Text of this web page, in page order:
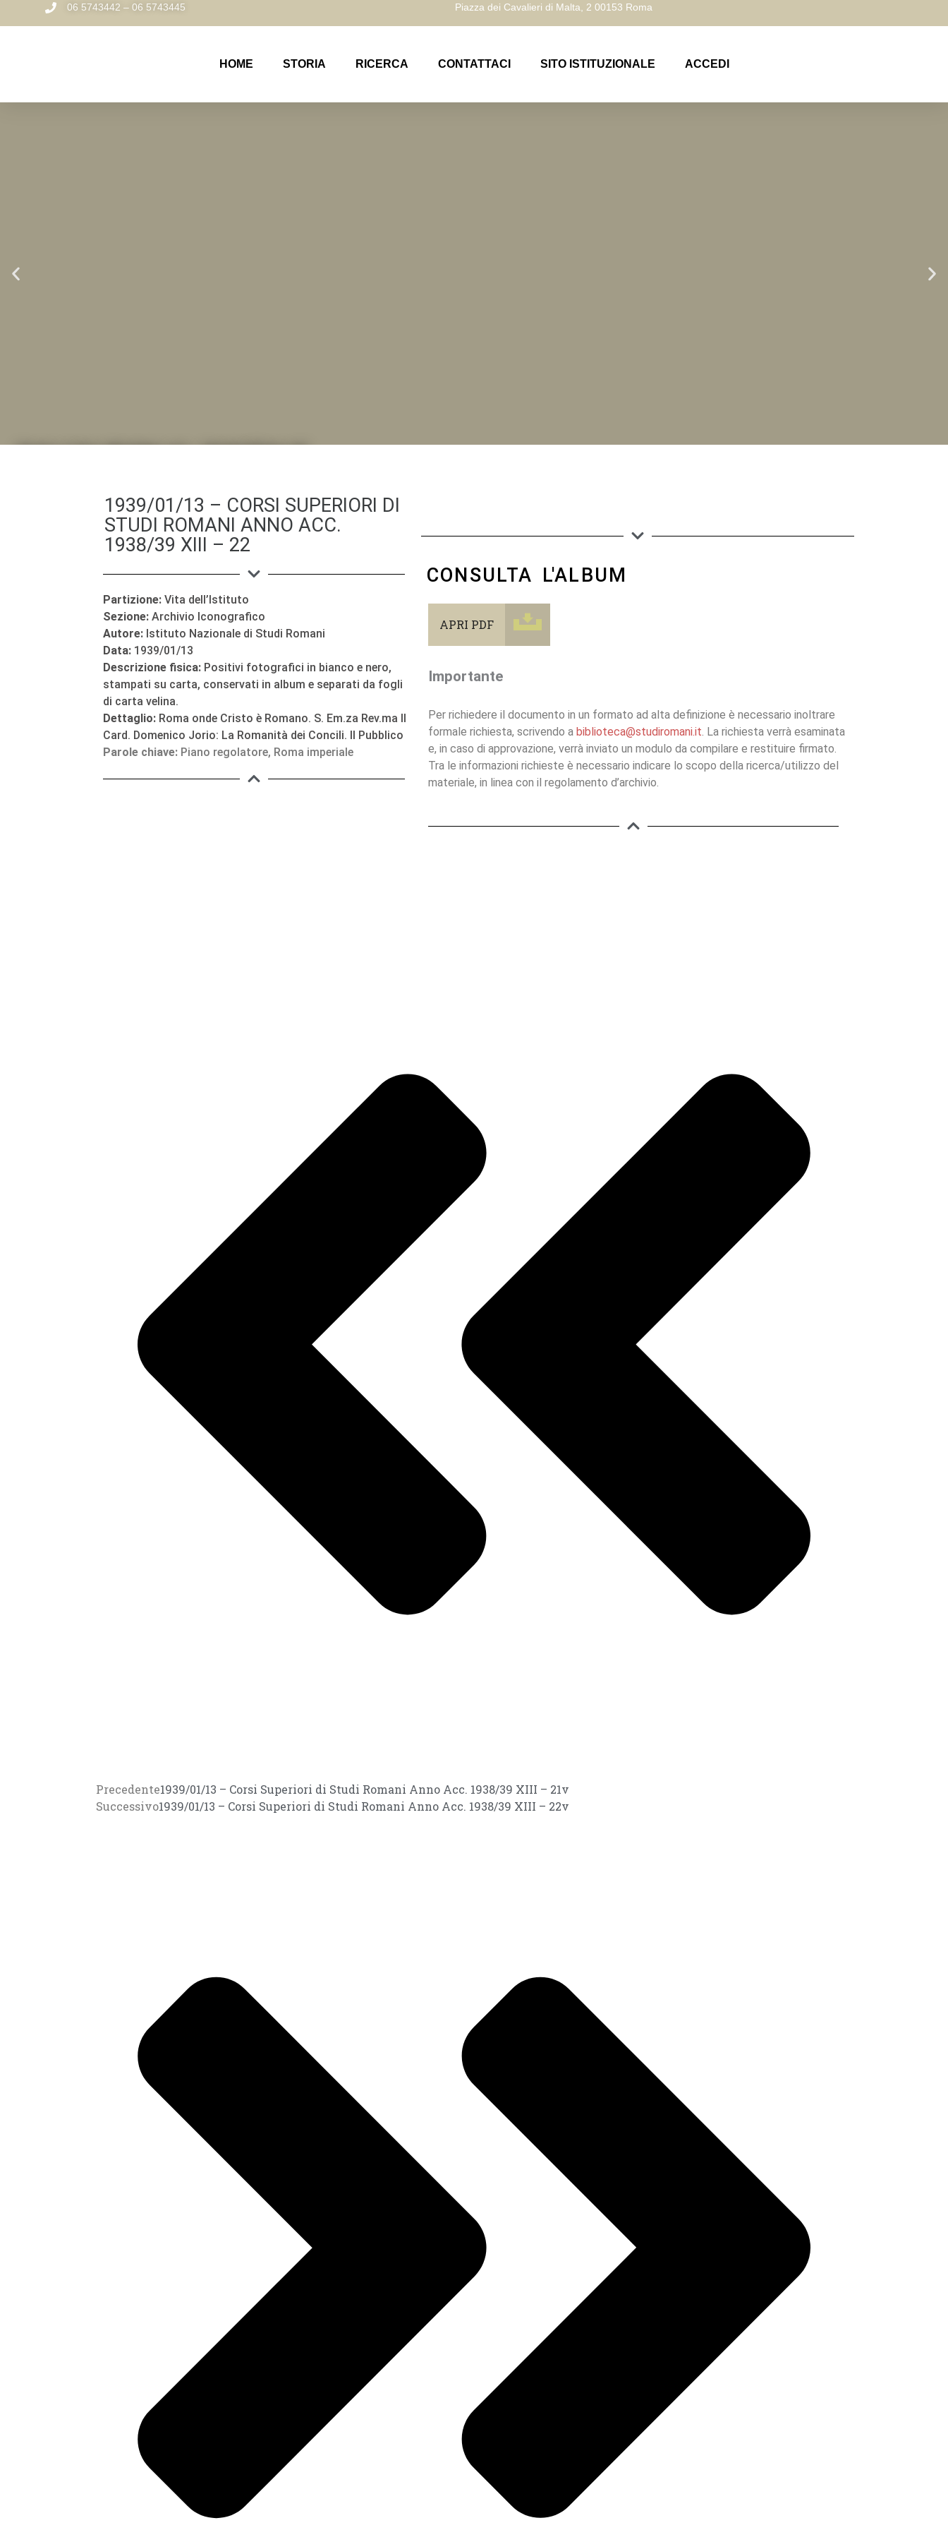
06 5743442 – 06 5743445 Piazza dei Cavalieri di Malta, 2 00153 Roma
HOME STORIA RICERCA CONTATTACI SITO ISTITUZIONALE ACCEDI
.LA "VITA DELL'ISTITUTO" ATTRAVERSO LE IMMAGINI
1939/01/13 – CORSI SUPERIORI DI
STUDI ROMANI ANNO ACC.
1938/39 XIII – 22
Partizione: Vita dell’Istituto
Sezione: Archivio Iconografico
Autore: Istituto Nazionale di Studi Romani
Data: 1939/01/13
Descrizione fisica: Positivi fotografici in bianco e nero,
stampati su carta, conservati in album e separati da fogli
di carta velina.
Dettaglio: Roma onde Cristo è Romano. S. Em.za Rev.ma Il
Card. Domenico Jorio: La Romanità dei Concili. Il Pubblico
Parole chiave: Piano regolatore, Roma imperiale
CONSULTA L'ALBUM
APRI PDF
Importante
Per richiedere il documento in un formato ad alta definizione è necessario inoltrare
formale richiesta, scrivendo a biblioteca@studiromani.it. La richiesta verrà esaminata
e, in caso di approvazione, verrà inviato un modulo da compilare e restituire firmato.
Tra le informazioni richieste è necessario indicare lo scopo della ricerca/utilizzo del
materiale, in linea con il regolamento d’archivio.
Precedente1939/01/13 – Corsi Superiori di Studi Romani Anno Acc. 1938/39 XIII – 21v
Successivo1939/01/13 – Corsi Superiori di Studi Romani Anno Acc. 1938/39 XIII – 22v